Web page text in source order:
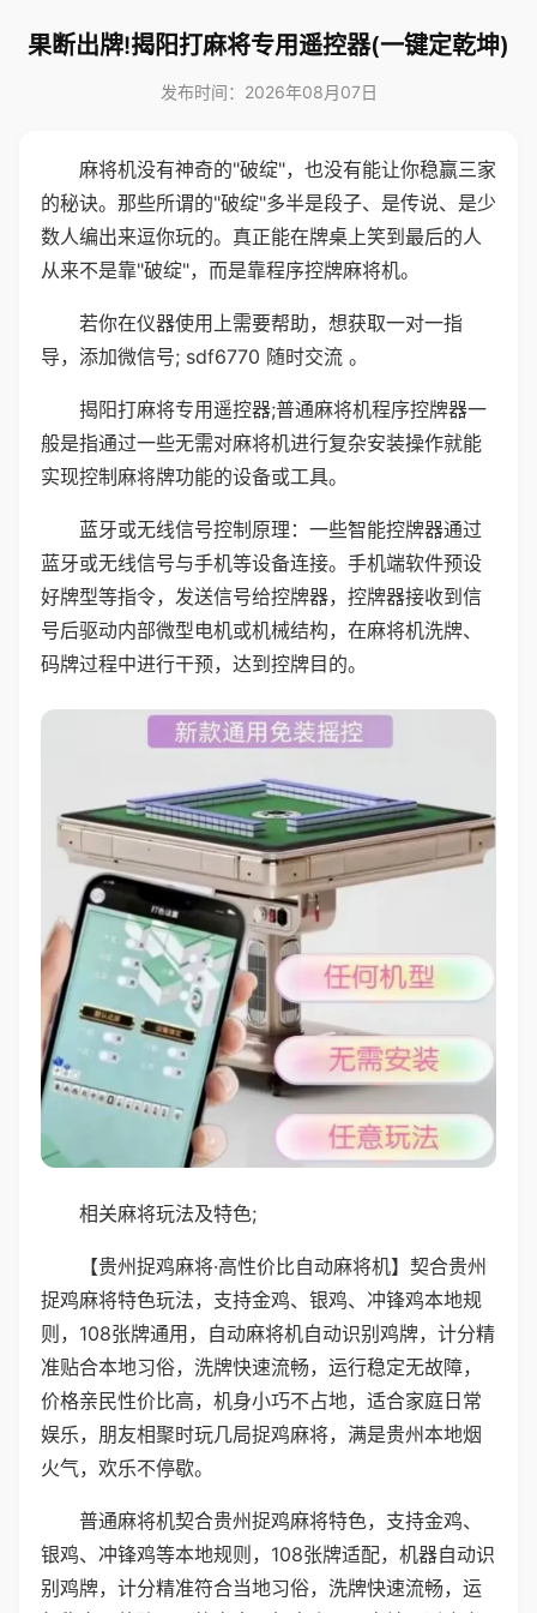
果断出牌!揭阳打麻将专用遥控器(一键定乾坤)
发布时间：2026年08月07日
麻将机没有神奇的"破绽"，也没有能让你稳赢三家
的秘诀。那些所谓的"破绽"多半是段子、是传说、是少
数人编出来逗你玩的。真正能在牌桌上笑到最后的人
从来不是靠"破绽"，而是靠程序控牌麻将机。
若你在仪器使用上需要帮助，想获取一对一指
导，添加微信号; sdf6770 随时交流 。
揭阳打麻将专用遥控器;普通麻将机程序控牌器一
般是指通过一些无需对麻将机进行复杂安装操作就能
实现控制麻将牌功能的设备或工具。
蓝牙或无线信号控制原理：一些智能控牌器通过
蓝牙或无线信号与手机等设备连接。手机端软件预设
好牌型等指令，发送信号给控牌器，控牌器接收到信
号后驱动内部微型电机或机械结构，在麻将机洗牌、
码牌过程中进行干预，达到控牌目的。
相关麻将玩法及特色;
【贵州捉鸡麻将·高性价比自动麻将机】契合贵州
捉鸡麻将特色玩法，支持金鸡、银鸡、冲锋鸡本地规
则，108张牌通用，自动麻将机自动识别鸡牌，计分精
准贴合本地习俗，洗牌快速流畅，运行稳定无故障，
价格亲民性价比高，机身小巧不占地，适合家庭日常
娱乐，朋友相聚时玩几局捉鸡麻将，满是贵州本地烟
火气，欢乐不停歇。
普通麻将机契合贵州捉鸡麻将特色，支持金鸡、
银鸡、冲锋鸡等本地规则，108张牌适配，机器自动识
别鸡牌，计分精准符合当地习俗，洗牌快速流畅，运